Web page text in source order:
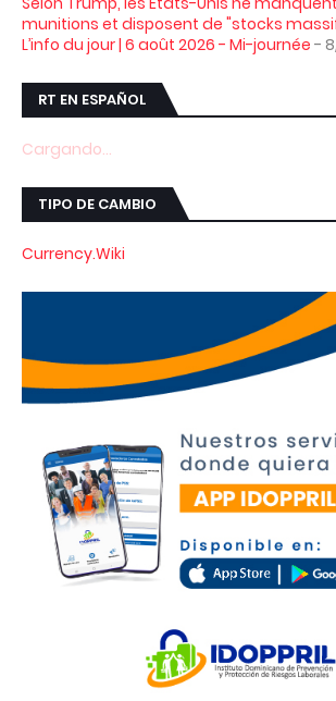
munitions et disposent de "stocks
L’info du jour | 6 août 2026 - Mi-journée -
RT EN ESPAÑOL
Cargando...
TIPO DE CAMBIO
Currency.Wiki